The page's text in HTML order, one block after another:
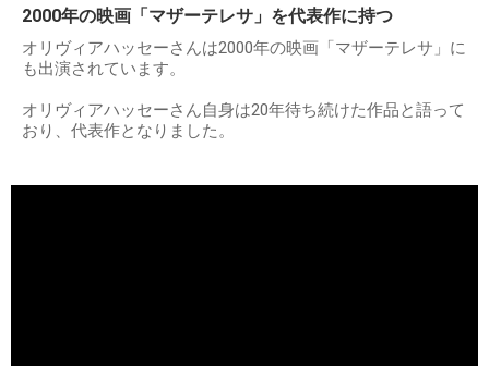
2000年の映画「マザーテレサ」を代表作に持つ
オリヴィアハッセーさんは2000年の映画「マザーテレサ」に
も出演されています。
オリヴィアハッセーさん自身は20年待ち続けた作品と語って
おり、代表作となりました。